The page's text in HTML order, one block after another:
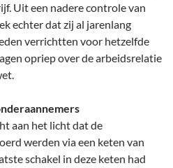
Uit een nadere controle van
echter dat zij al jarenlang
verrichtten voor hetzelfde
opriep over de arbeidsrelatie
aan het licht dat de
werden via een keten van
schakel in deze keten had